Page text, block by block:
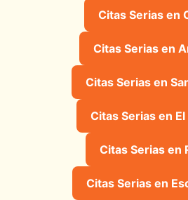
Citas Serias en
Citas Serias en
Citas Serias en
Citas Serias en
Citas Serias en
Citas Serias en